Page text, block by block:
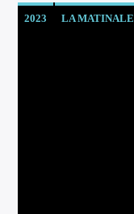
2023 LA MATINALE